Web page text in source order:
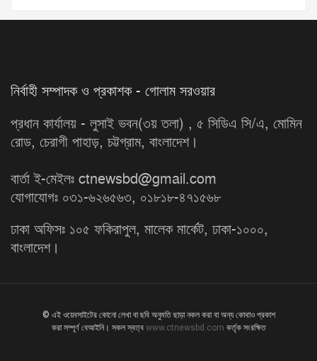
নির্বাহী সম্পাদক ও প্রকাশক - গোলাম সরওয়ার
প্রধান কার্যালয় - লুসাই ভবন(৩য় তলা) , ৫ সিডিএ সি/এ, মোমিন
রোড, চেরাগী পাহাড়, চট্টগ্রাম, বাংলাদেশ।
বার্তা ই-মেইলঃ ctnewsbd@gmail.com
যোগাযোগঃ ০৩১-৬২৬৫৬৩, ০১৮১৮-৪৭১৫৬৮
ঢাকা অফিসঃ ১০৫ ফকিরাপুল, মালেক মার্কেট, ঢাকা-১০০০,
বাংলাদেশ।
© এই ওয়েবসাইটের কোনো লেখা বা ছবি অনুমতি ছাড়া নকল করা বা অন্য কোথাও প্রকাশ
করা সম্পূর্ণ বেআইনি। সকল স্বত্ব www.ctnewsbd.com কর্তৃক সংরক্ষিত